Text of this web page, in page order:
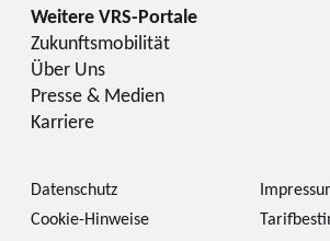
Zukunftsmobilität
Über Uns
Presse & Medien
Karriere
Datenschutz
Cookie-Hinweise